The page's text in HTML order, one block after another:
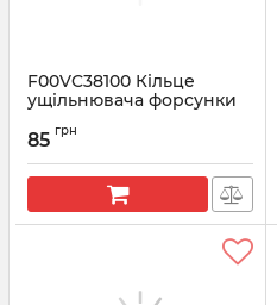
F00VC38100 Кільце
ущільнювача форсунки
Артикул:
85 грн